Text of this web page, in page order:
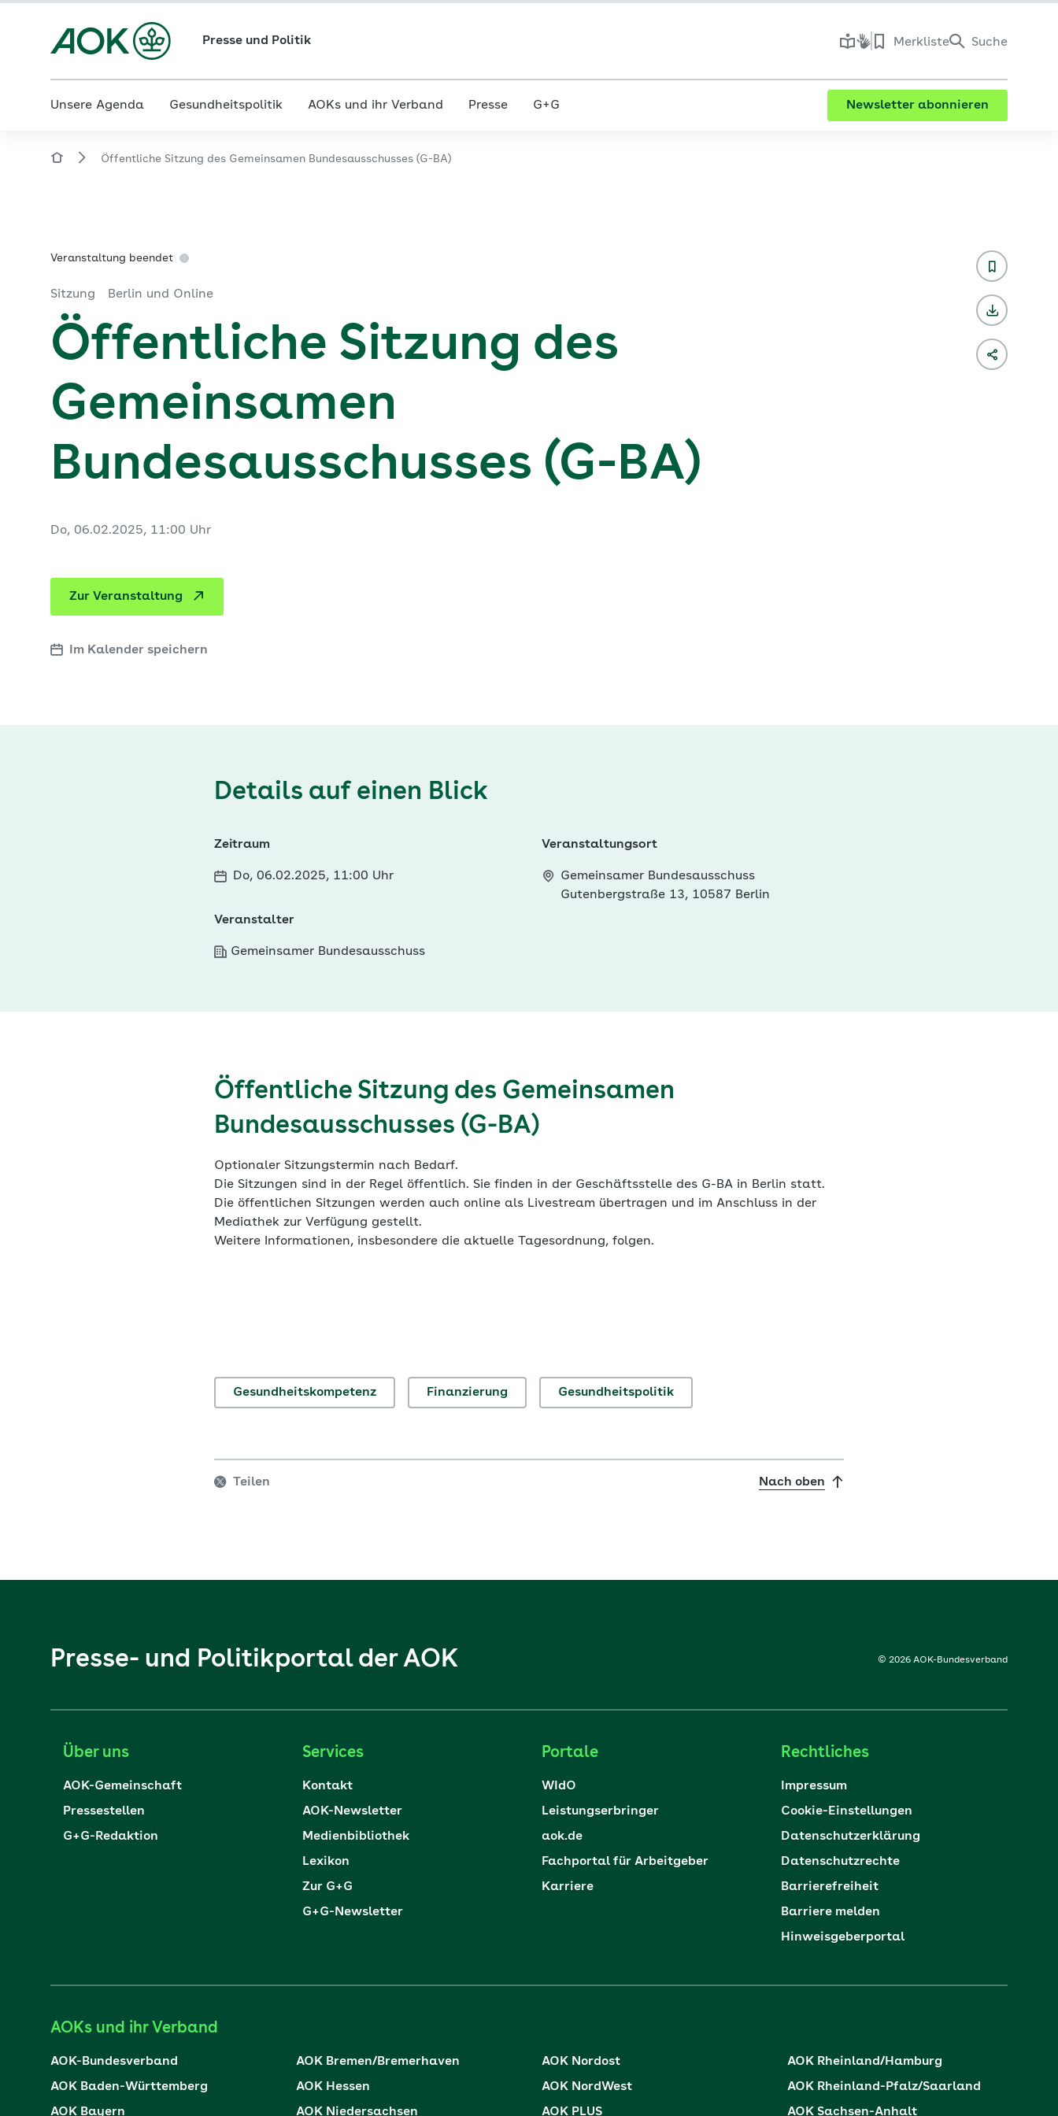
Presse und Politik Merkliste Suche
Unsere Agenda Gesundheitspolitik AOKs und ihr Verband Presse G+G Newsletter abonnieren
Öffentliche Sitzung des Gemeinsamen Bundesausschusses (G-BA)
Veranstaltung beendet
Sitzung Berlin und Online
Öffentliche Sitzung des
Gemeinsamen
Bundesausschusses (G-BA)
Do, 06.02.2025, 11:00 Uhr
Zur Veranstaltung
Im Kalender speichern
Details auf einen Blick
Zeitraum
Do, 06.02.2025, 11:00 Uhr
Veranstalter
Gemeinsamer Bundesausschuss
Veranstaltungsort
Gemeinsamer Bundesausschuss
Gutenbergstraße 13, 10587 Berlin
Öffentliche Sitzung des Gemeinsamen
Bundesausschusses (G-BA)
Optionaler Sitzungstermin nach Bedarf.
Die Sitzungen sind in der Regel öffentlich. Sie finden in der Geschäftsstelle des G-BA in Berlin statt.
Die öffentlichen Sitzungen werden auch online als Livestream übertragen und im Anschluss in der
Mediathek zur Verfügung gestellt.
Weitere Informationen, insbesondere die aktuelle Tagesordnung, folgen.
Gesundheitskompetenz Finanzierung Gesundheitspolitik
Teilen Nach oben
Presse- und Politikportal der AOK © 2026 AOK-Bundesverband
Über uns
AOK-Gemeinschaft
Pressestellen
G+G-Redaktion
Services
Kontakt
AOK-Newsletter
Medienbibliothek
Lexikon
Zur G+G
G+G-Newsletter
Portale
WIdO
Leistungserbringer
aok.de
Fachportal für Arbeitgeber
Karriere
Rechtliches
Impressum
Cookie-Einstellungen
Datenschutzerklärung
Datenschutzrechte
Barrierefreiheit
Barriere melden
Hinweisgeberportal
AOKs und ihr Verband
AOK-Bundesverband
AOK Baden-Württemberg
AOK Bayern
AOK Bremen/Bremerhaven
AOK Hessen
AOK Niedersachsen
AOK Nordost
AOK NordWest
AOK PLUS
AOK Rheinland/Hamburg
AOK Rheinland-Pfalz/Saarland
AOK Sachsen-Anhalt